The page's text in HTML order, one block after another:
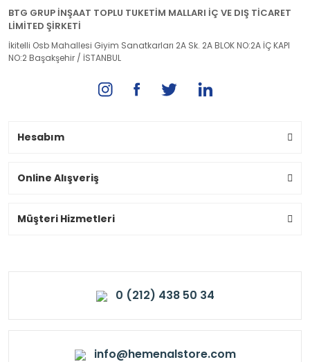
BTG GRUP İNŞAAT TOPLU TUKETİM MALLARI İÇ VE DIŞ TİCARET
LİMİTED ŞİRKETİ
İkitelli Osb Mahallesi Giyim Sanatkarları 2A Sk. 2A BLOK NO:2A İÇ KAPI
NO:2 Başakşehir / İSTANBUL
Hesabım
Online Alışveriş
Müşteri Hizmetleri
0 (212) 438 50 34
info@hemenalstore.com